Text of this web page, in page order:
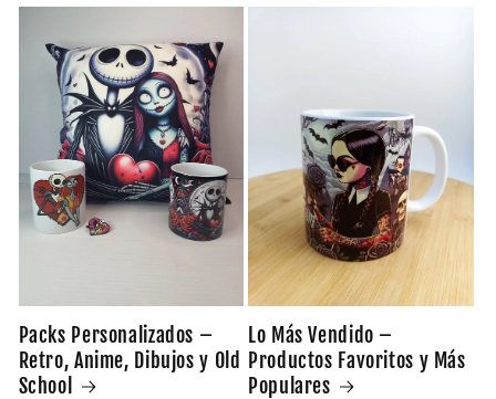
Packs Personalizados –
Retro, Anime, Dibujos y Old
School
Lo Más Vendido –
Productos Favoritos y Más
Populares